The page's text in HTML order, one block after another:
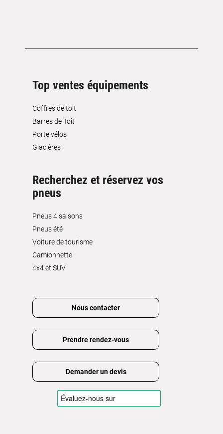
Top ventes équipements
Coffres de toit
Barres de Toit
Porte vélos
Glacières
Recherchez et réservez vos
pneus
Pneus 4 saisons
Pneus été
Voiture de tourisme
Camionnette
4x4 et SUV
Nous contacter
Prendre rendez-vous
Demander un devis